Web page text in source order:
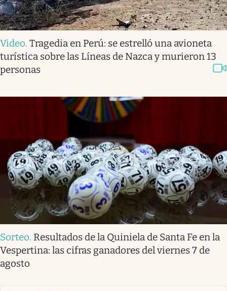
Video. Tragedia en Perú: se estrelló una avioneta
turística sobre las Líneas de Nazca y murieron 13
personas
Sorteo. Resultados de la Quiniela de Santa Fe en la
Vespertina: las cifras ganadores del viernes 7 de
agosto